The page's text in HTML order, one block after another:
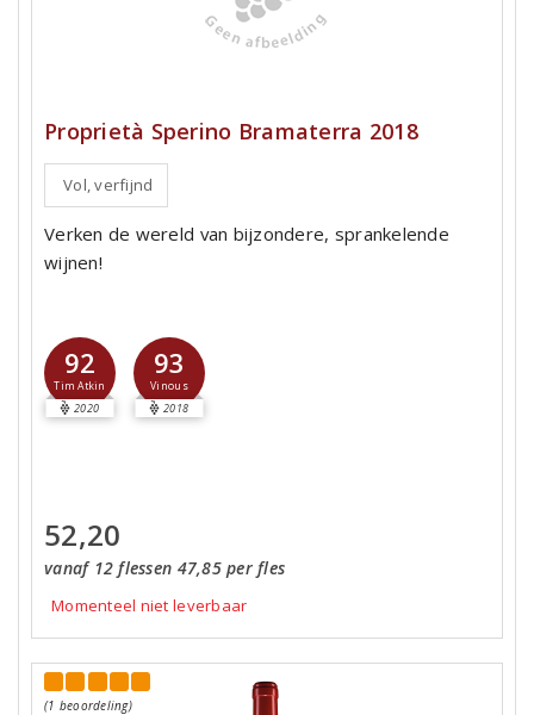
Proprietà Sperino Bramaterra 2018
Vol, verfijnd
Verken de wereld van bijzondere, sprankelende
wijnen!
92
Tim Atkin
2020
93
Vinous
2018
52,20
vanaf 12 flessen 47,85 per fles
Momenteel niet leverbaar
(1 beoordeling)